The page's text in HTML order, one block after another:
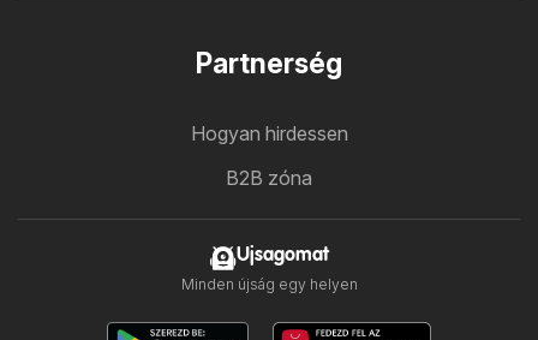
Partnerség
Hogyan hirdessen
B2B zóna
Ujsagomat
Minden újság egy helyen